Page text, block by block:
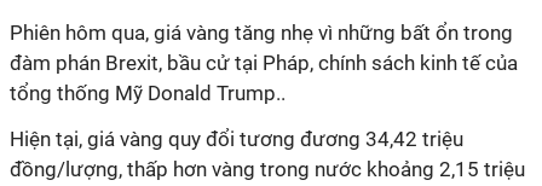
Phiên hôm qua, giá vàng tăng nhẹ vì những bất ổn trong
đàm phán Brexit, bầu cử tại Pháp, chính sách kinh tế của
tổng thống Mỹ Donald Trump..
Hiện tại, giá vàng quy đổi tương đương 34,42 triệu
đồng/lượng, thấp hơn vàng trong nước khoảng 2,15 triệu